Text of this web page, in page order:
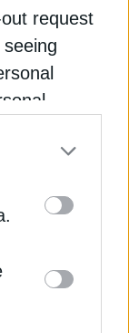
request
opt-out
IAB’s list
by us to